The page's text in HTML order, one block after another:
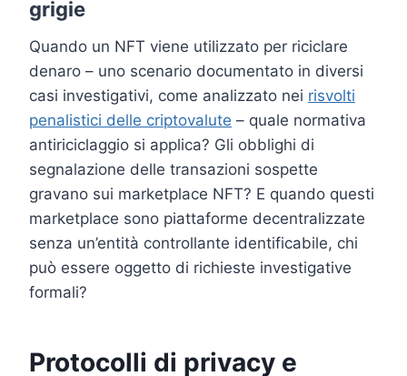
grigie
Quando un NFT viene utilizzato per riciclare
denaro – uno scenario documentato in diversi
casi investigativi, come analizzato nei risvolti
penalistici delle criptovalute – quale normativa
antiriciclaggio si applica? Gli obblighi di
segnalazione delle transazioni sospette
gravano sui marketplace NFT? E quando questi
marketplace sono piattaforme decentralizzate
senza un’entità controllante identificabile, chi
può essere oggetto di richieste investigative
formali?
Protocolli di privacy e